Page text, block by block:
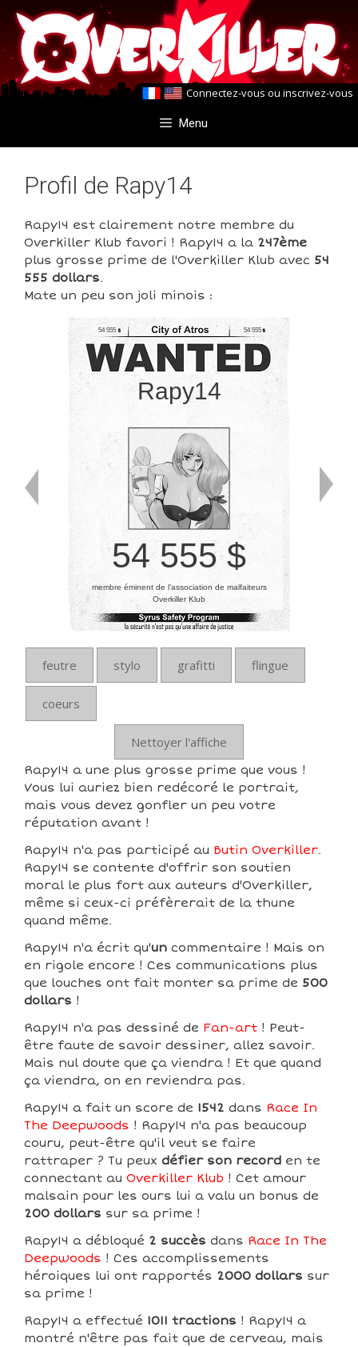
Aller
au
contenu
Aller
au
contenu
Connectez-vous ou inscrivez-vous
Menu
Profil de Rapy14
Rapy14 est clairement notre membre du
Overkiller Klub favori ! Rapy14 a la 247ème
plus grosse prime de l'Overkiller Klub avec 54
555 dollars.
Mate un peu son joli minois :
54 555
Rapy14
54 555
54 555 $
membre éminent de l’association de malfaiteurs
Overkiller Klub
feutre stylo grafitti flingue
coeurs
Nettoyer l'affiche
Rapy14 a une plus grosse prime que vous !
Vous lui auriez bien redécoré le portrait,
mais vous devez gonfler un peu votre
réputation avant !
Rapy14 n'a pas participé au Butin Overkiller.
Rapy14 se contente d'offrir son soutien
moral le plus fort aux auteurs d'Overkiller,
même si ceux-ci préfèrerait de la thune
quand même.
Rapy14 n'a écrit qu'un commentaire ! Mais on
en rigole encore ! Ces communications plus
que louches ont fait monter sa prime de 500
dollars !
Rapy14 n'a pas dessiné de Fan-art ! Peut-
être faute de savoir dessiner, allez savoir.
Mais nul doute que ça viendra ! Et que quand
ça viendra, on en reviendra pas.
Rapy14 a fait un score de 1542 dans Race In
The Deepwoods ! Rapy14 n'a pas beaucoup
couru, peut-être qu'il veut se faire
rattraper ? Tu peux défier son record en te
connectant au Overkiller Klub ! Cet amour
malsain pour les ours lui a valu un bonus de
200 dollars sur sa prime !
Rapy14 a débloqué 2 succès dans Race In The
Deepwoods ! Ces accomplissements
héroiques lui ont rapportés 2000 dollars sur
sa prime !
Rapy14 a effectué 1011 tractions ! Rapy14 a
montré n'être pas fait que de cerveau, mais